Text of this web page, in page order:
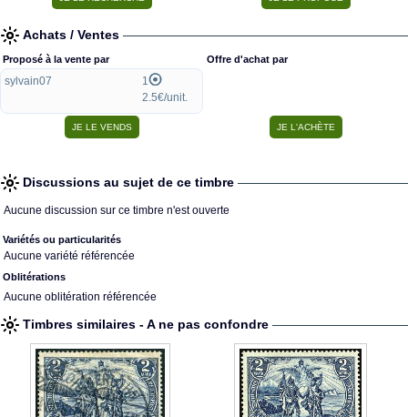
Achats / Ventes
Proposé à la vente par
sylvain07
1
2.5€/unit.
Offre d'achat par
Discussions au sujet de ce timbre
Aucune discussion sur ce timbre n'est ouverte
Variétés ou particularités
Aucune variété référencée
Oblitérations
Aucune oblitération référencée
Timbres similaires - A ne pas confondre